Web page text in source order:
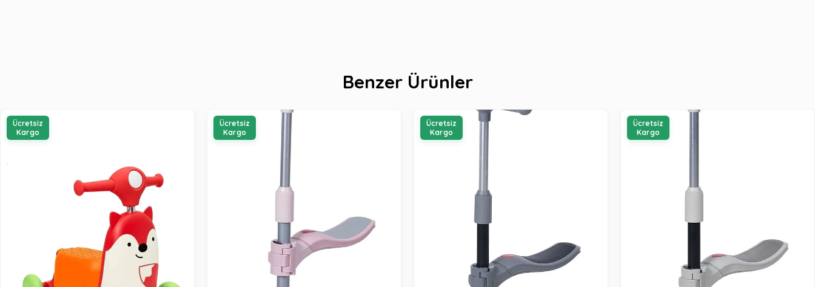
Benzer Ürünler
Ücretsiz
Kargo
Ücretsiz
Kargo
Ücretsiz
Kargo
Ücretsiz
Kargo